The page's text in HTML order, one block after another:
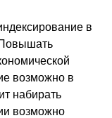
в
возможно в
набирать
возможно